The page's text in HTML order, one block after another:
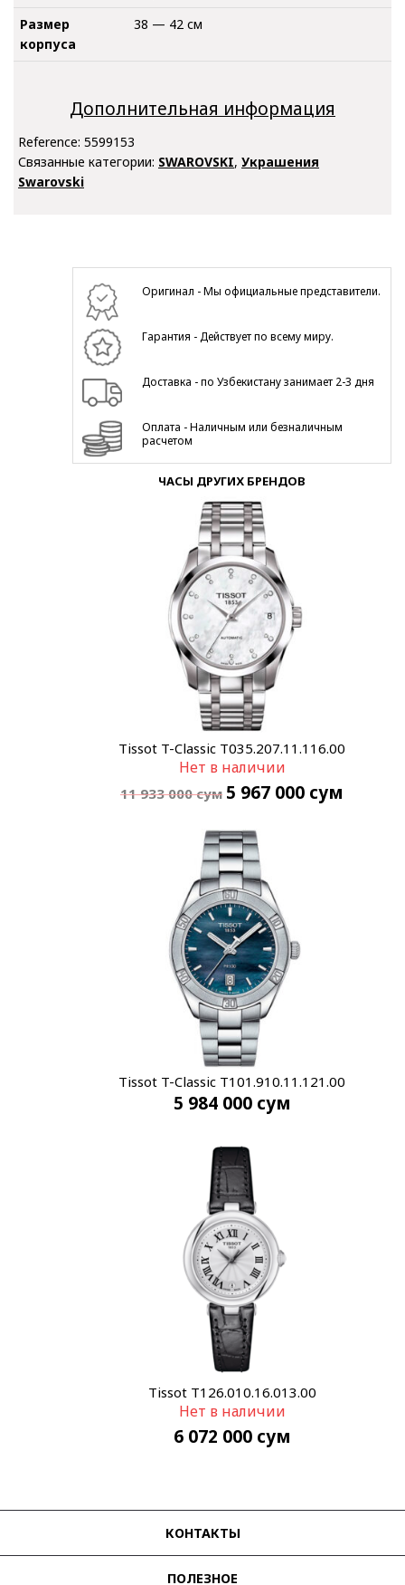
Размер
корпуса
38 — 42 см
Дополнительная информация
Reference: 5599153
Связанные категории: SWAROVSKI, Украшения
Swarovski
Оригинал - Мы официальные представители.
Гарантия - Действует по всему миру.
Доставка - по Узбекистану занимает 2-3 дня
Оплата - Наличным или безналичным
расчетом
ЧАСЫ ДРУГИХ БРЕНДОВ
Tissot T-Classic T035.207.11.116.00
Нет в наличии
11 933 000сум 5 967 000 сум
Tissot T-Classic T101.910.11.121.00
5 984 000 сум
Tissot T126.010.16.013.00
Нет в наличии
6 072 000 сум
КОНТАКТЫ
ПОЛЕЗНОЕ